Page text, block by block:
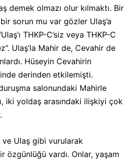
demek olmazı olur kılmaktı. Bir
sorun mu var gözler Ulaş’a
THKP-C’siz veya THKP-C
Ulaş’la Mahir de, Cevahir de
Hüseyin Cevahirin
derinden etkilemişti.
salonundaki Mahirle
iki yoldaş arasındaki ilişkiyi çok
ve Ulaş gibi vurularak
özgünlüğü vardı. Onlar, yaşam